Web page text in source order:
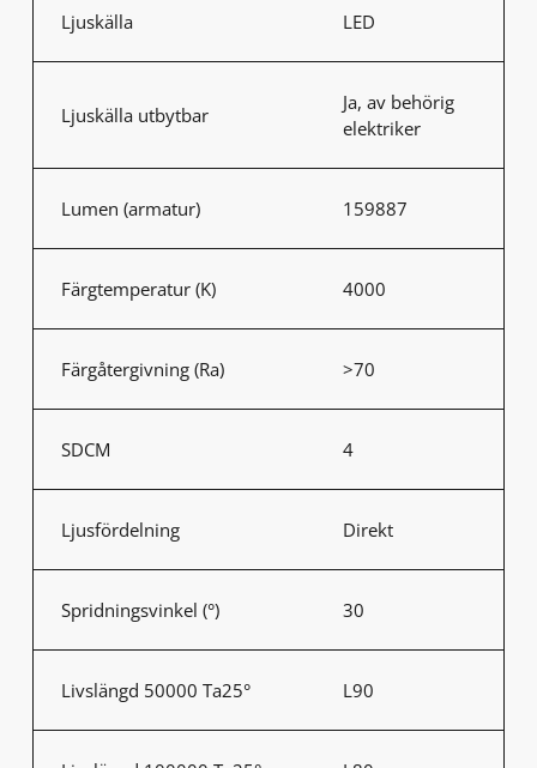
Ljuskälla LED
Ljuskälla utbytbar
Ja, av behörig
elektriker
Lumen (armatur) 159887
Färgtemperatur (K) 4000
Färgåtergivning (Ra) >70
SDCM 4
Ljusfördelning Direkt
Spridningsvinkel (°) 30
Livslängd 50000 Ta25° L90